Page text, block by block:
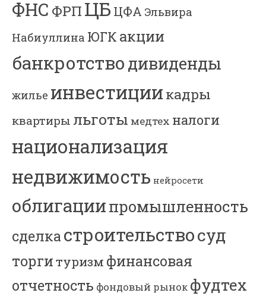
ФНС ФРП ЦБ ЦФА Эльвира
Набиуллина ЮГК акции
банкротство дивиденды
жилье инвестиции кадры
квартиры льготы медтех налоги
национализация
недвижимость нейросети
облигациипромышленность
сделкастроительствосуд
торгитуризм финансовая
отчетность фондовый рынок фудтех